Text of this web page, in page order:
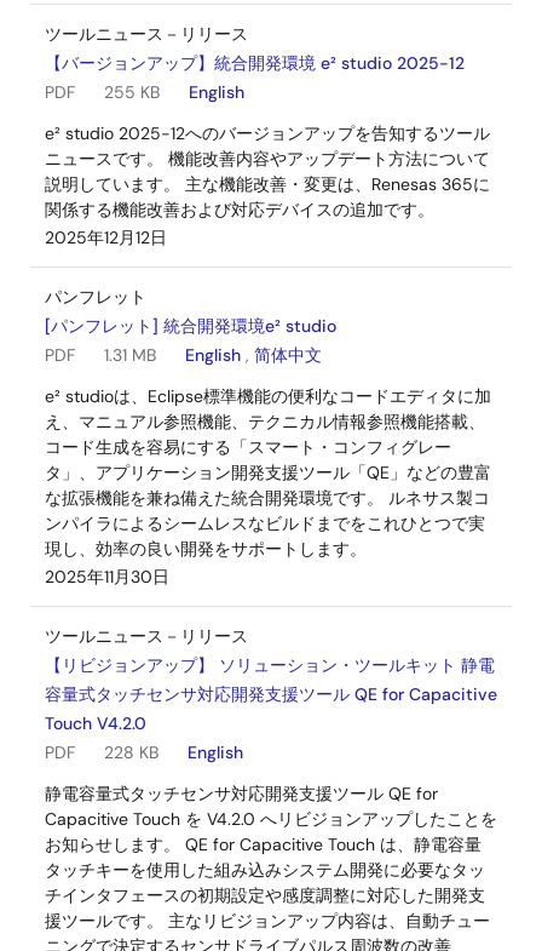
ツールニュース－リリース
【バージョンアップ】統合開発環境 e² studio 2025-12
PDF
255 KB
English
e² studio 2025-12へのバージョンアップを告知するツール
ニュースです。 機能改善内容やアップデート方法について
説明しています。 主な機能改善・変更は、Renesas 365に
関係する機能改善および対応デバイスの追加です。
2025年12月12日
パンフレット
[パンフレット] 統合開発環境e² studio
PDF
1.31 MB English , 简体中文
e² studioは、Eclipse標準機能の便利なコードエディタに加
え、マニュアル参照機能、テクニカル情報参照機能搭載、
コード生成を容易にする「スマート・コンフィグレー
タ」、アプリケーション開発支援ツール「QE」などの豊富
な拡張機能を兼ね備えた統合開発環境です。 ルネサス製コ
ンパイラによるシームレスなビルドまでをこれひとつで実
現し、効率の良い開発をサポートします。
2025年11月30日
ツールニュース－リリース
【リビジョンアップ】 ソリューション・ツールキット 静電
容量式タッチセンサ対応開発支援ツール QE for Capacitive
Touch V4.2.0
PDF
228 KB
English
静電容量式タッチセンサ対応開発支援ツール QE for
Capacitive Touch を V4.2.0 へリビジョンアップしたことを
お知らせします。 QE for Capacitive Touch は、静電容量
タッチキーを使用した組み込みシステム開発に必要なタッ
チインタフェースの初期設定や感度調整に対応した開発支
援ツールです。 主なリビジョンアップ内容は、自動チュー
ニングで決定するセンサドライブパルス周波数の改善